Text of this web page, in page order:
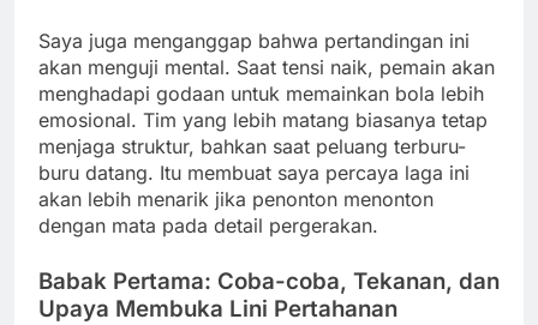
Saya juga menganggap bahwa pertandingan ini
akan menguji mental. Saat tensi naik, pemain akan
menghadapi godaan untuk memainkan bola lebih
emosional. Tim yang lebih matang biasanya tetap
menjaga struktur, bahkan saat peluang terburu-
buru datang. Itu membuat saya percaya laga ini
akan lebih menarik jika penonton menonton
dengan mata pada detail pergerakan.
Babak Pertama: Coba-coba, Tekanan, dan
Upaya Membuka Lini Pertahanan